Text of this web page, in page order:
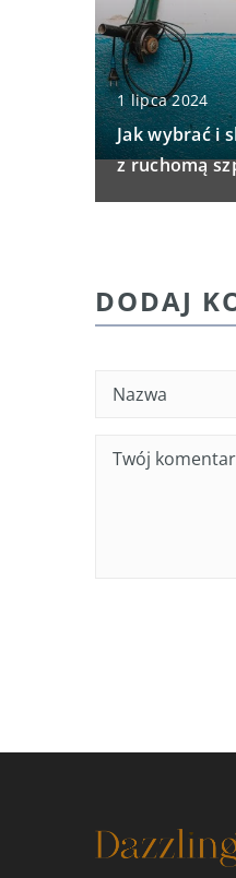
1 lipca 2024
Jak wybrać i
z ruchomą
DODAJ